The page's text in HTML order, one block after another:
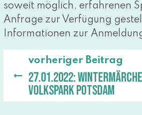
soweit mög­lich, erfah­re­nen
Anfrage zur Verfügung
Informationen zur
vorheriger Beitrag
27.01.2022:
Volkspark Potsdam